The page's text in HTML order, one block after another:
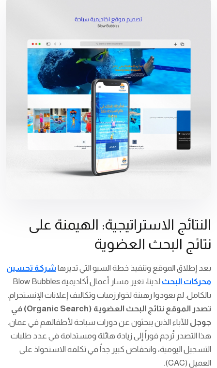
النتائج الاستراتيجية: الهيمنة على
نتائج البحث العضوية
بعد إطلاق الموقع وتنفيذ خطة السيو التي تديرها شركة تحسين
محركات البحث
لدينا، تغير مسار أعمال أكاديمية Blow Bubbles
بالكامل. لم يعودوا رهينة لخوارزميات وتكاليف إعلانات الإنستجرام.
تصدر الموقع نتائج البحث العضوية (Organic Search) في
جوجل للآباء الذين يبحثون عن دورات سباحة لأطفالهم في عمان.
هذا التصدر تُرجم فوراً إلى زيادة هائلة ومستدامة في عدد طلبات
التسجيل اليومية، وانخفاض كبير جداً في تكلفة الاستحواذ على
العميل (CAC).